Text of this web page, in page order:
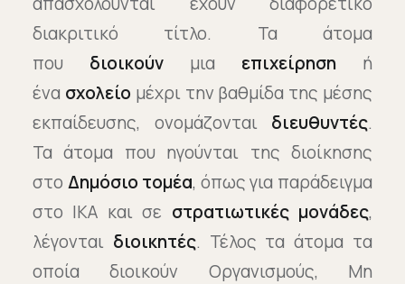
διακριτικό τίτλο. Τα άτομα
που διοικούν μια επιχείρηση ή
ένα σχολείο μέχρι την βαθμίδα της μέσης
εκπαίδευσης, ονομάζονται διευθυντές.
Τα άτομα που ηγούνται της διοίκησης
στο Δημόσιο τομέα, όπως για παράδειγμα
στο ΙΚΑ και σε στρατιωτικές μονάδες,
λέγονται διοικητές. Τέλος τα άτομα τα
οποία διοικούν Οργανισμούς, Μη